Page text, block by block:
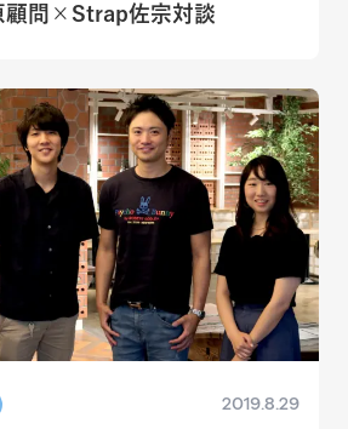
顧問×Strap佐宗対談
2019.8.29